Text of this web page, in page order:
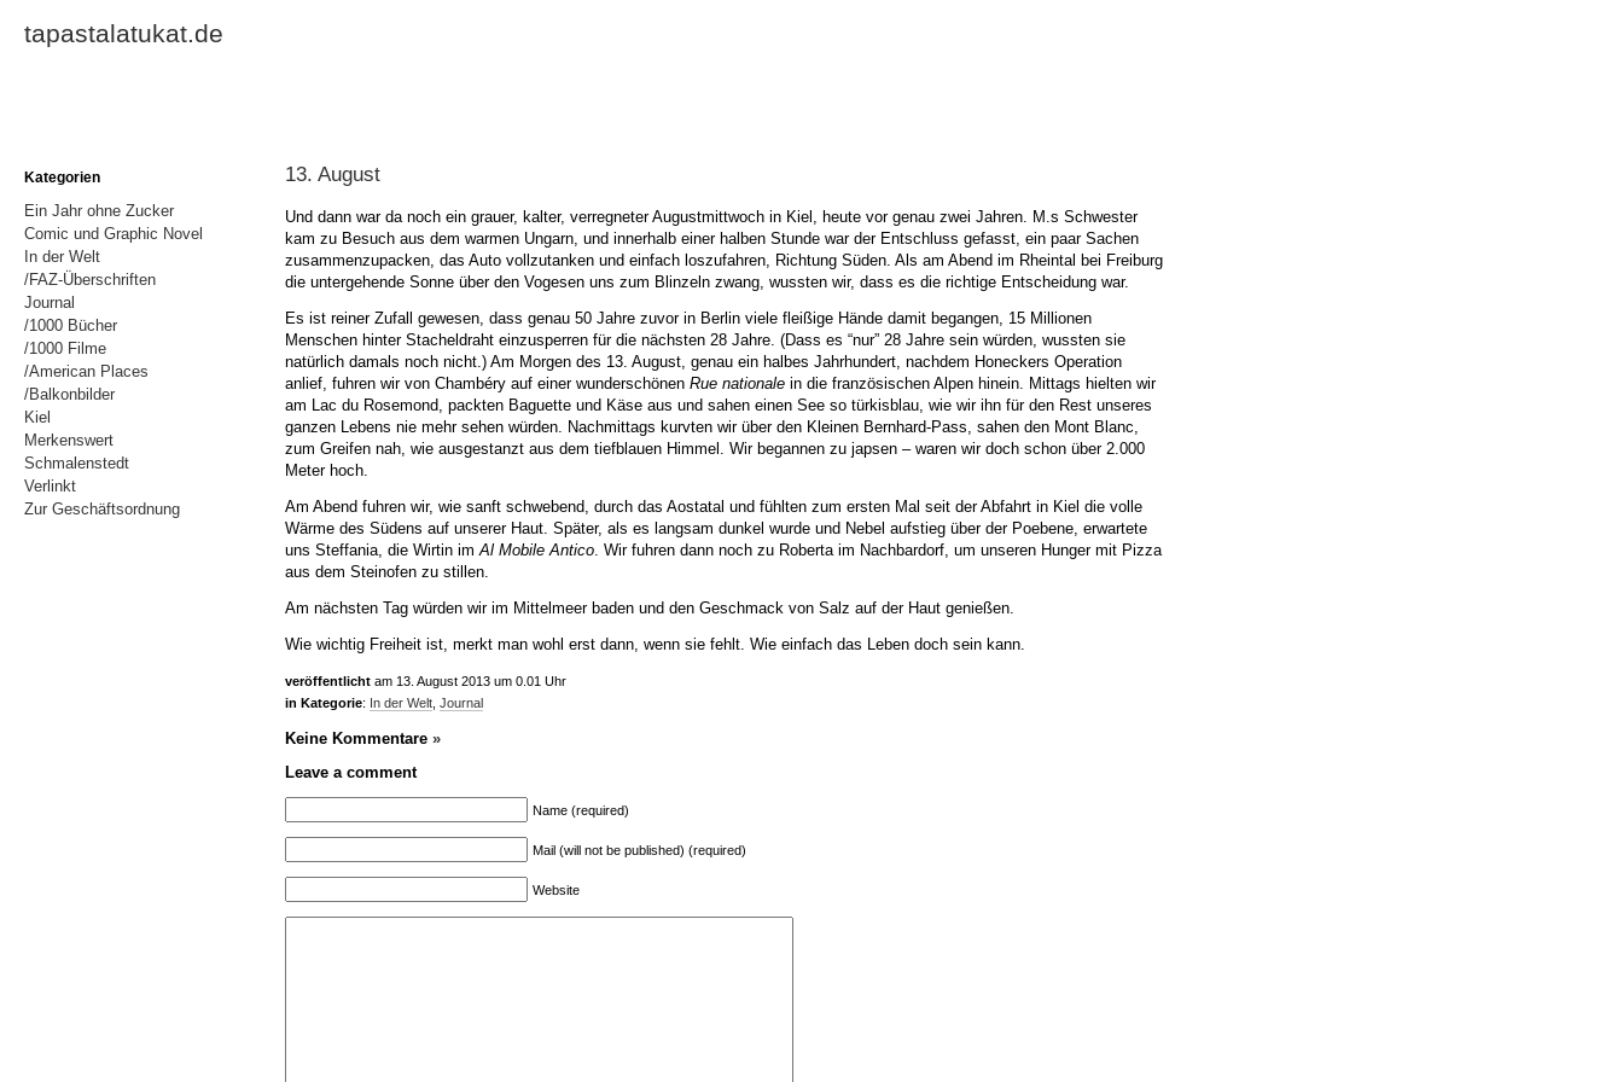
tapastalatukat.de
13. August
Und dann war da noch ein grauer, kalter, verregneter Augustmittwoch in Kiel, heute vor genau zwei Jahren. M.s Schwester
kam zu Besuch aus dem warmen Ungarn, und innerhalb einer halben Stunde war der Entschluss gefasst, ein paar Sachen
zusammenzupacken, das Auto vollzutanken und einfach loszufahren, Richtung Süden. Als am Abend im Rheintal bei Freiburg
die untergehende Sonne über den Vogesen uns zum Blinzeln zwang, wussten wir, dass es die richtige Entscheidung war.
Es ist reiner Zufall gewesen, dass genau 50 Jahre zuvor in Berlin viele fleißige Hände damit begangen, 15 Millionen
Menschen hinter Stacheldraht einzusperren für die nächsten 28 Jahre. (Dass es “nur” 28 Jahre sein würden, wussten sie
natürlich damals noch nicht.) Am Morgen des 13. August, genau ein halbes Jahrhundert, nachdem Honeckers Operation
anlief, fuhren wir von Chambéry auf einer wunderschönen Rue nationale in die französischen Alpen hinein. Mittags hielten wir
am Lac du Rosemond, packten Baguette und Käse aus und sahen einen See so türkisblau, wie wir ihn für den Rest unseres
ganzen Lebens nie mehr sehen würden. Nachmittags kurvten wir über den Kleinen Bernhard-Pass, sahen den Mont Blanc,
zum Greifen nah, wie ausgestanzt aus dem tiefblauen Himmel. Wir begannen zu japsen – waren wir doch schon über 2.000
Meter hoch.
Am Abend fuhren wir, wie sanft schwebend, durch das Aostatal und fühlten zum ersten Mal seit der Abfahrt in Kiel die volle
Wärme des Südens auf unserer Haut. Später, als es langsam dunkel wurde und Nebel aufstieg über der Poebene, erwartete
uns Steffania, die Wirtin im Al Mobile Antico . Wir fuhren dann noch zu Roberta im Nachbardorf, um unseren Hunger mit Pizza
aus dem Steinofen zu stillen.
Am nächsten Tag würden wir im Mittelmeer baden und den Geschmack von Salz auf der Haut genießen.
Wie wichtig Freiheit ist, merkt man wohl erst dann, wenn sie fehlt. Wie einfach das Leben doch sein kann.
veröffentlicht am 13. August 2013 um 0.01 Uhr
in Kategorie: In der Welt Journal
Keine Kommentare »
Leave a comment
Name (required)
Mail (will not be published) (required)
Website
Kategorien
Ein Jahr ohne Zucker
Comic und Graphic Novel
In der Welt
/FAZ-Überschriften
Journal
/1000 Bücher
/1000 Filme
/American Places
/Balkonbilder
Kiel
Merkenswert
Schmalenstedt
Verlinkt
Zur Geschäftsordnung